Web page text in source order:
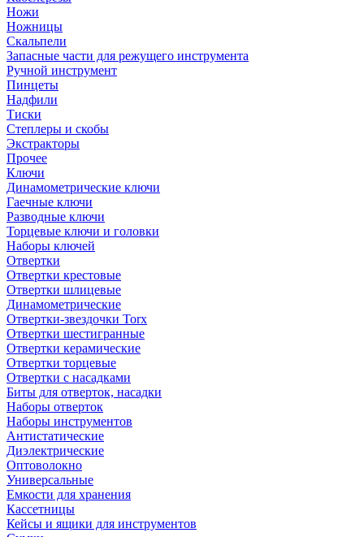
Ножи
Ножницы
Скальпели
Запасные части для режущего инструмента
Ручной инструмент
Пинцеты
Надфили
Тиски
Степлеры и скобы
Экстракторы
Прочее
Ключи
Динамометрические ключи
Гаечные ключи
Разводные ключи
Торцевые ключи и головки
Наборы ключей
Отвертки
Отвертки крестовые
Отвертки шлицевые
Динамометрические
Отвертки-звездочки Torx
Отвертки шестигранные
Отвертки керамические
Отвертки торцевые
Отвертки с насадками
Биты для отверток, насадки
Наборы отверток
Наборы инструментов
Антистатические
Диэлектрические
Оптоволокно
Универсальные
Емкости для хранения
Кассетницы
Кейсы и ящики для инструментов